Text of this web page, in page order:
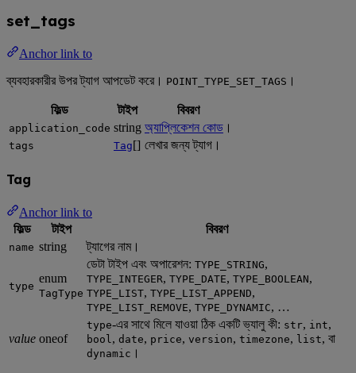
set_tags
Anchor link to
ব্যবহারকারীর উপর ট্যাগ আপডেট করে। POINT_TYPE_SET_TAGS ।
ফিল্ড টাইপ বিবরণ
application_code string অ্যাপ্লিকেশন কোড ।
tags Tag[] লেখার জন্য ট্যাগ।
Tag
Anchor link to
ফিল্ড
টাইপ বিবরণ
name string ট্যাগের নাম।
type
enum
TagType
ডেটা টাইপ এবং অপারেশন: TYPE_STRING,
TYPE_INTEGER, TYPE_DATE, TYPE_BOOLEAN,
TYPE_LIST, TYPE_LIST_APPEND,
TYPE_LIST_REMOVE, TYPE_DYNAMIC, …
value oneof
type-এর সাথে মিলে যাওয়া ঠিক একটি ভ্যালু কী: str, int,
bool, date, price, version, timezone, list, বা
dynamic ।